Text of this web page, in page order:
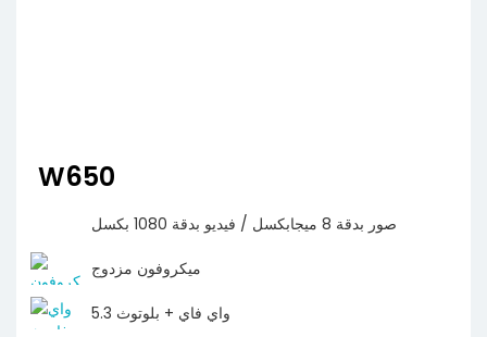
W650
صور بدقة 8 ميجابكسل / فيديو بدقة 1080 بكسل
ميكروفون مزدوج
واي فاي + بلوتوث 5.3